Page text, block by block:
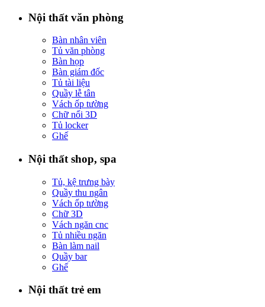
Nội thất văn phòng
Bàn nhân viên
Tủ văn phòng
Bàn họp
Bàn giám đốc
Tủ tài liệu
Quầy lễ tân
Vách ốp tường
Chữ nổi 3D
Tủ locker
Ghế
Nội thất shop, spa
Tủ, kệ trưng bày
Quầy thu ngân
Vách ốp tường
Chữ 3D
Vách ngăn cnc
Tủ nhiều ngăn
Bàn làm nail
Quầy bar
Ghế
Nội thất trẻ em